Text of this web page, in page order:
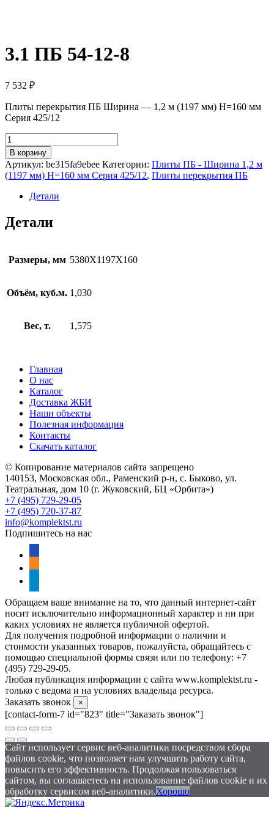
3.1 ПБ 54-12-8
7 532 ₽
Плиты перекрытия ПБ Ширина — 1,2 м (1197 мм) H=160 мм
Серия 425/12
Количество
товара
3.1
ПБ
54-
В корзину
Артикул: be315fa9ebee Категории: Плиты ПБ - Ширина 1,2 м
(1197 мм) H=160 мм Серия 425/12, Плиты перекрытия ПБ
Детали
Детали
Размеры, мм 5380Х1197Х160
Объём, куб.м. 1,030
Вес, т. 1,575
Главная
О нас
Каталог
Доставка ЖБИ
Наши объекты
Полезная информация
Контакты
Скачать каталог
© Копирование материалов сайта запрещено
140153, Московская обл., Раменский р-н, с. Быково, ул.
Театральная, дом 10 (г. Жуковский, БЦ «Орбита»)
+7 (495) 729-29-05
+7 (495) 720-37-87
info@komplektst.ru
Подпишитесь на нас
Обращаем ваше внимание на то, что данный интернет-сайт
носит исключительно информационный характер и ни при
каких условиях не является публичной офертой.
Для получения подробной информации о наличии и
стоимости указанных товаров, пожалуйста, обращайтесь с
помощью специальной формы связи или по телефону: +7
(495) 729-29-05.
Любая публикация информации с сайта www.komplektst.ru -
только с ведома и на условиях владельца ресурса.
Заказать звонок
×
[contact-form-7 id="823" title="Заказать звонок"]
Сайт использует сервис веб-аналитики посредством сбора
файлов cookie, что позволяет нам улучшить работу сайта,
повысить его эффективность. Продолжая пользоваться
сайтом, вы соглашаетесь на использование файлов cookie и их
обработку сервисом веб-аналитики.Хорошо